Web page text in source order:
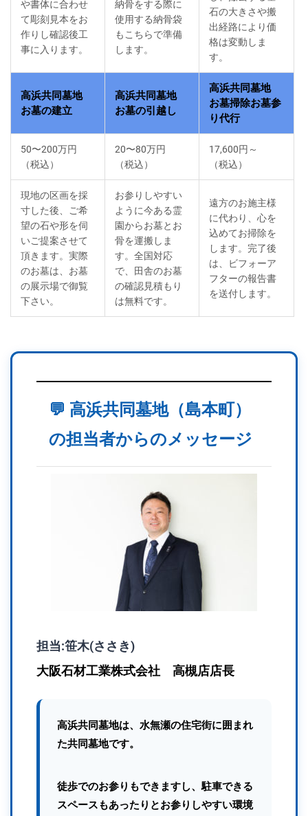
や書体に合わせ
て彫刻見本をお
作りし確認後工
事に入ります。
納骨をする際に
使用する納骨袋
もこちらで準備
します。
石の大きさや搬
出経路により価
格は変動しま
す。
高浜共同墓地
お墓の建立
高浜共同墓地
お墓の引越し
高浜共同墓地
お墓掃除お墓参
り代行
50〜200万円
（税込）
20〜80万円
（税込）
17,600円～
（税込）
現地の区画を採
寸した後、ご希
望の石や形を伺
いご提案させて
頂きます。実際
のお墓は、お墓
の展示場で御覧
下さい。
お参りしやすい
ように今ある霊
園からお墓とお
骨を運搬しま
す。全国対応
で、田舎のお墓
の確認見積もり
は無料です。
遠方のお施主様
に代わり、心を
込めてお掃除を
します。完了後
は、ビフォーア
フターの報告書
を送付します。
💬 高浜共同墓地（島本町）
の担当者からのメッセージ
担当:笹木(ささき)
大阪石材工業株式会社 高槻店店長
高浜共同墓地は、水無瀬の住宅街に囲まれ
た共同墓地です。
徒歩でのお参りもできますし、駐車できる
スペースもあったりとお参りしやすい環境